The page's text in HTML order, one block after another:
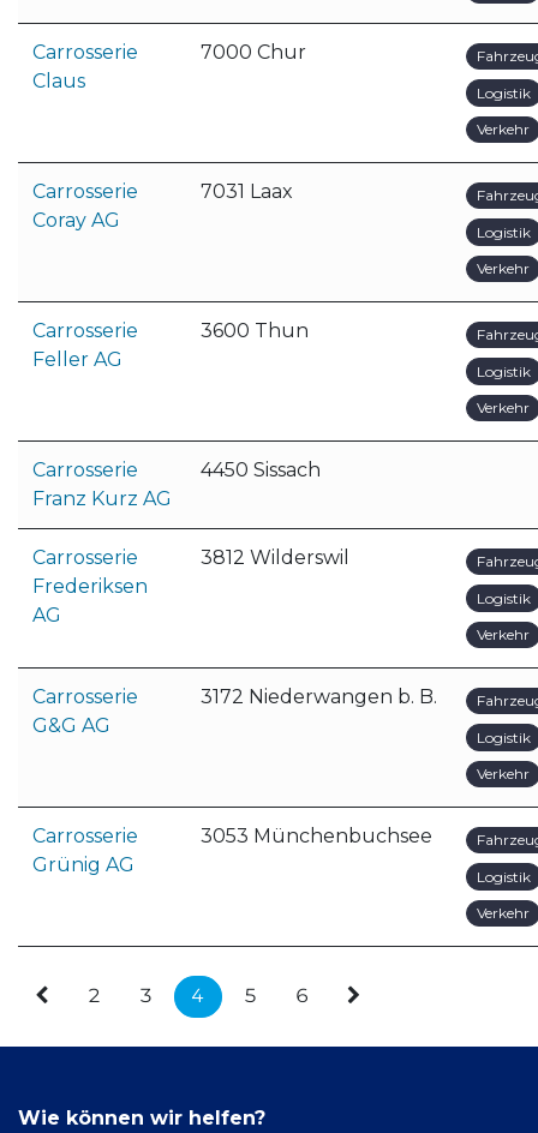
Carrosserie
Claus
7000 Chur
Logistik
Verkehr
Carrosserie
Coray AG
7031 Laax
Logistik
Verkehr
Carrosserie
Feller AG
3600 Thun
Logistik
Verkehr
Carrosserie
Franz Kurz AG
4450 Sissach
Carrosserie
Frederiksen
AG
3812 Wilderswil
Logistik
Verkehr
Carrosserie
G&G AG
3172 Niederwangen b. B.
Logistik
Verkehr
Carrosserie
Grünig AG
3053 Münchenbuchsee
Logistik
Verkehr
2 3 4 5 6
Wie können wir helfen?